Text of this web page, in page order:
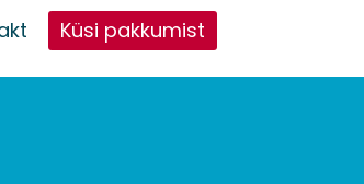
Küsi pakkumist